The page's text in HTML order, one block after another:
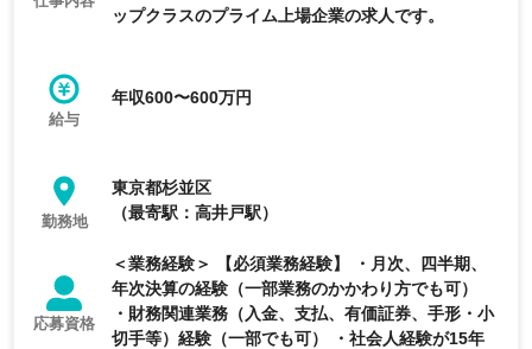
ップクラスのプライム上場企業の求人です。
給与
年収600〜600万円
勤務地
東京都杉並区
（最寄駅：高井戸駅）
応募資格
＜業務経験＞ 【必須業務経験】 ・月次、四半期、
年次決算の経験（一部業務のかかわり方でも可）
・財務関連業務（入金、支払、有価証券、手形・小
切手等）経験（一部でも可） ・社会人経験が15年